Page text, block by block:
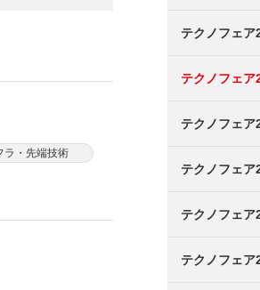
ラ・先端技術
テクノフェ
テクノフェ
テクノフェ
テクノフェ
テクノフェ
テクノフェ